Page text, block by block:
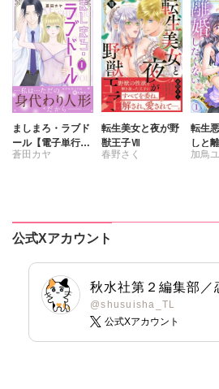
ましまろ・ラブド
ール【電子単行本
版】I
蒼田カヤ
転生美女と夜が野
獣王子Ⅶ
春野さく
転生
しと
い 旦
加鳥
公式Xアカウント
秋水社第２編集部／
@shusuisha_TL
公式Xアカウント